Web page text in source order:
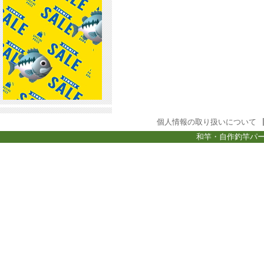
個人情報の取り扱いについて
和竿・自作釣竿パ